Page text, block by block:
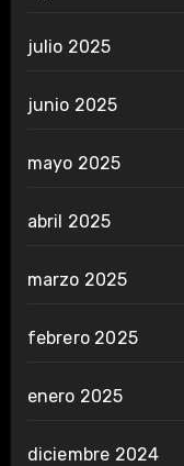
julio 2025
junio 2025
mayo 2025
abril 2025
marzo 2025
febrero 2025
enero 2025
diciembre 2024